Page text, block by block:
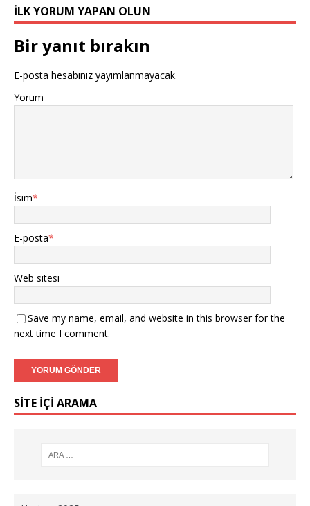
İLK YORUM YAPAN OLUN
Bir yanıt bırakın
E-posta hesabınız yayımlanmayacak.
Yorum
İsim*
E-posta*
Web sitesi
Save my name, email, and website in this browser for the
next time I comment.
SİTE İÇİ ARAMA